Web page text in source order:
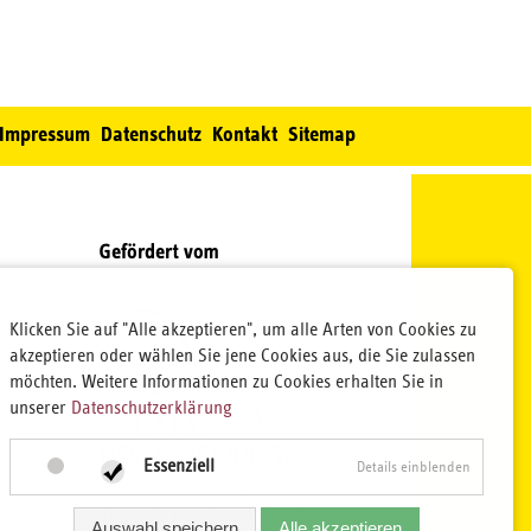
Datenschutz Kontakt Sitemap
Klicken Sie auf "Alle akzeptieren", um alle Arten von Cookies zu
akzeptieren oder wählen Sie jene Cookies aus, die Sie zulassen
möchten. Weitere Informationen zu Cookies erhalten Sie in
unserer Datenschutzerklärung
Essenziell Details einblenden